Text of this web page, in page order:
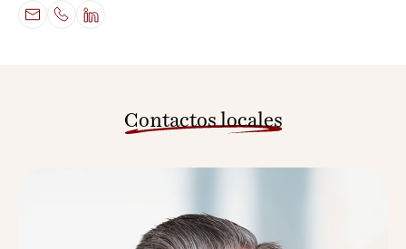
Contactos locales